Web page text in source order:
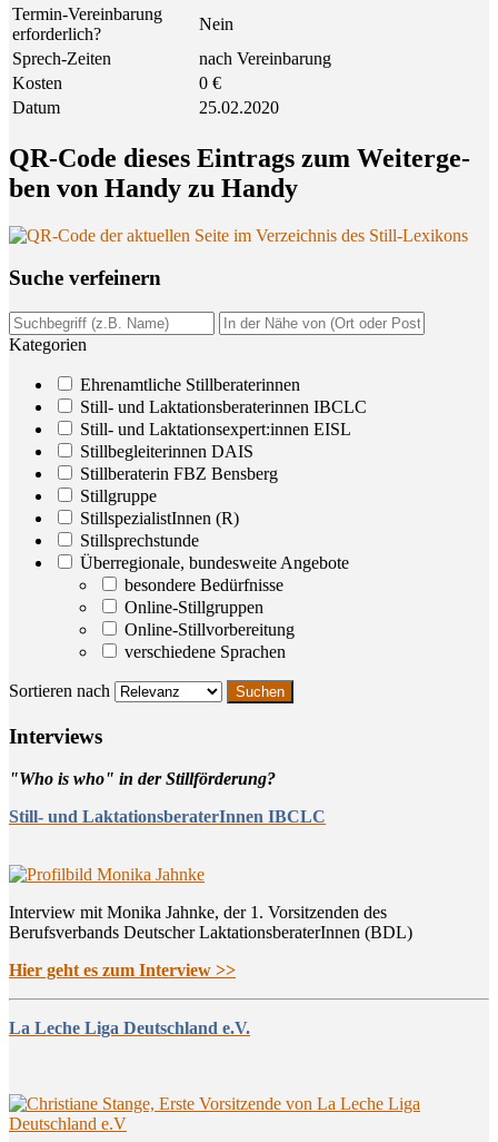
Termin-Vereinbarung
erforderlich?
Nein
Sprech-Zeiten
nach Vereinbarung
Kosten
0 €
Datum
25.02.2020
QR-Code die­ses Ein­trags zum Wei­ter­ge­
ben von Han­dy zu Handy
Suche ver­fei­nern
Kategorien
Ehrenamtliche Stillberaterinnen
Still- und Laktationsberaterinnen IBCLC
Still- und Laktationsexpert:innen EISL
Stillbegleiterinnen DAIS
Stillberaterin FBZ Bensberg
Stillgruppe
StillspezialistInnen (R)
Stillsprechstunde
Überregionale, bundesweite Angebote
besondere Bedürfnisse
Online-Stillgruppen
Online-Stillvorbereitung
verschiedene Sprachen
Sortieren nach
Inter­views
"Who is who" in der Stillförderung?
Still- und LaktationsberaterInnen IBCLC
Interview mit Monika Jahnke, der 1. Vorsitzenden des
Berufsverbands Deutscher LaktationsberaterInnen (BDL)
Hier geht es zum Interview >>
La Leche Liga Deutschland e.V.